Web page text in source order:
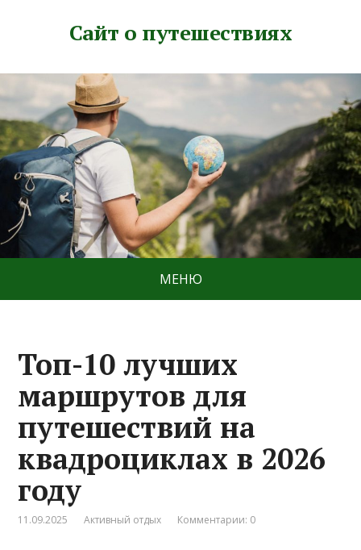
Сайт о путешествиях
МЕНЮ
Топ-10 лучших
маршрутов для
путешествий на
квадроциклах в 2026
году
11.09.2025 Активный отдых Комментарии: 0